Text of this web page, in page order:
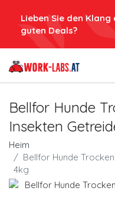
Lieben Sie den Klang
guten Deals?
Bellfor Hunde
Insekten
Heim
Bellfor Hunde
4kg